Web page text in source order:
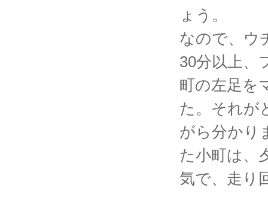
ょう。
なので、ウ
30分以上、
町の左足を
た。それが
がら分かり
た小町は、
気で、走り